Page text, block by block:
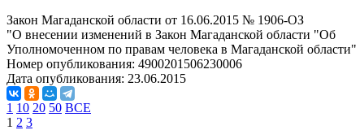
Закон Магаданской области от 16.06.2015 № 1906-ОЗ
"О внесении изменений в Закон Магаданской области "Об
Уполномоченном по правам человека в Магаданской области"
Номер опубликования: 4900201506230006
Дата опубликования: 23.06.2015
1 10 20 50 ВСЕ
1 2 3